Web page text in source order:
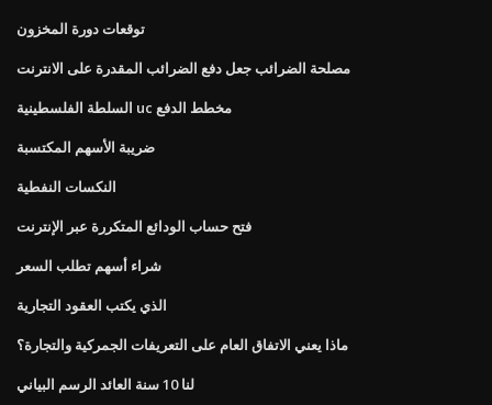
توقعات دورة المخزون
مصلحة الضرائب جعل دفع الضرائب المقدرة على الانترنت
السلطة الفلسطينية uc مخطط الدفع
ضريبة الأسهم المكتسبة
النكسات النفطية
فتح حساب الودائع المتكررة عبر الإنترنت
شراء أسهم تطلب السعر
الذي يكتب العقود التجارية
ماذا يعني الاتفاق العام على التعريفات الجمركية والتجارة؟
لنا 10 سنة العائد الرسم البياني